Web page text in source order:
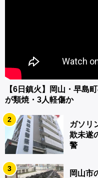
【6日鎮火】岡山・早島
が類焼・3人軽傷か
2
ガソリ
欺未遂
警
3
岡山市